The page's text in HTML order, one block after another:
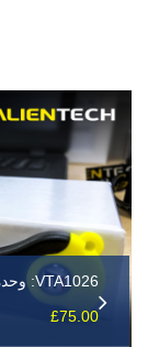
VTA1026: وحدة التدريب على بنزين التيتانيوم ECM 4 من 6
£75.00